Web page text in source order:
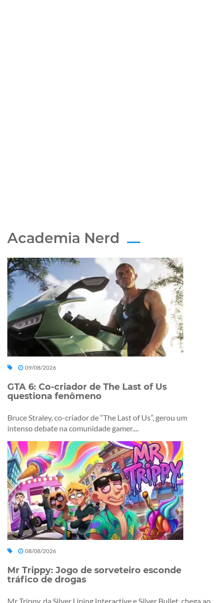
Academia Nerd
09/08/2026
GTA 6: Co-criador de The Last of Us
questiona fenômeno
Bruce Straley, co-criador de “The Last of Us”, gerou um
intenso debate na comunidade gamer....
08/08/2026
Mr Trippy: Jogo de sorveteiro esconde
tráfico de drogas
Mr Trippy, da Silver Lining Interactive e Silver Bullet, chega ao